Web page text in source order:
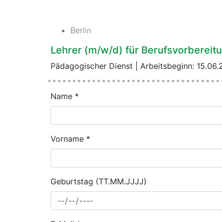
Berlin
Lehrer (m/w/d) für
Pädagogischer Dienst | Arbeitsbeginn:
Name *
Vorname *
Geburtstag (TT.MM.JJJJ)